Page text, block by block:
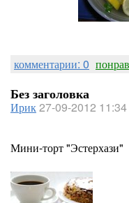
комментарии: 0
Без заголовка
Ирик27-09-2012 11:34
Мини-торт "Эстерхази"